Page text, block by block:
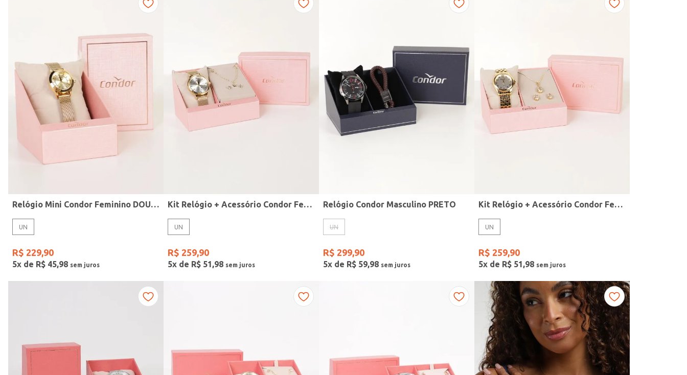
Modelo
Modelo de Pulseira
Relógio Mini Condor Feminino DOURADO
UN
R$ 229,90
5x de R$ 45,98
Kit Relógio + Acessório Condor Feminino DOURADO
UN
R$ 259,90
5x de R$ 51 ,98
Relógio Condor Masculino PRETO
UN
R$ 299,90
5x de R$ 59,98
Kit Relógio + Acessório Condor Feminino DOURADO
UN
R$ 259,90
5x de R$ 51 ,98